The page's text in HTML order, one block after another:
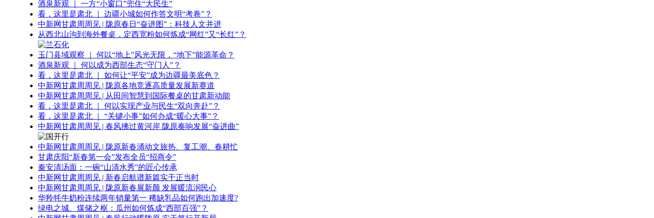
酒泉新观 ｜ 一方“小窗口”兜住“大民生”
看，这里是肃北 ｜ 边疆小城如何作答文明“考卷”？
中新网甘肃周周见 | 陇原春日“奋进图”：科技人文并进
从西北山沟到海外餐桌，定西宽粉如何炼成“网红”又“长红”？
玉门县域观察 ｜ 何以“地上”风光无限，“地下”能源革命？
酒泉新观 ｜ 何以成为西部生态“守门人”？
看，这里是肃北 ｜ 如何让“平安”成为边疆最美底色？
中新网甘肃周周见 | 陇原各地竞逐高质量发展新赛道
中新网甘肃周周见 | 从田间智慧到国际餐桌的甘肃新动能
看，这里是肃北 ｜ 何以实现产业与民生“双向奔赴”？
看，这里是肃北 ｜ “关键小事”如何办成“暖心大事”？
中新网甘肃周周见 | 春风拂过黄河岸 陇原奏响发展“奋进曲”
中新网甘肃周周见 | 陇原新春涌动文旅热、复工潮、春耕忙
甘肃庆阳“新春第一会”发布全员“招商令”
秦安清汤面：一碗“山清水秀”的匠心传承
中新网甘肃周周见 | 新春启航谱新篇实干正当时
中新网甘肃周周见 | 陇原新春展新颜 发展暖流润民心
华羚牦牛奶粉连续两年销量第一 稀缺乳品如何跑出加速度?
绿电之城、煤储之枢：瓜州如何炼成“西部百强”？